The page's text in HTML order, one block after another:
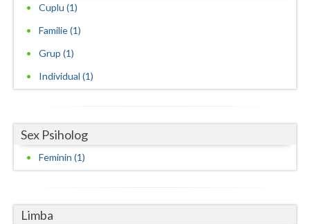
Cuplu (1)
Familie (1)
Grup (1)
Individual (1)
Sex Psiholog
Feminin (1)
Limba